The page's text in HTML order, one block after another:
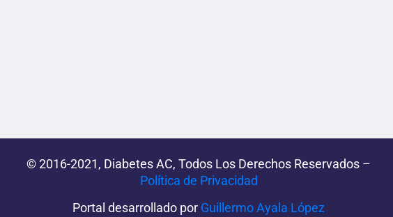
© 2016-2021, Diabetes AC, Todos Los Derechos Reservados –
Política de Privacidad‌­
Portal desarrollado por Guillermo Ayala López